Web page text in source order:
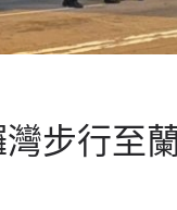
步行至